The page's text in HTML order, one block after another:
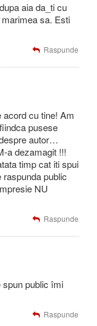
aia da_ti cu
sa. Esti
Raspunde
acord cu tine! Am
pusese
autor…
a dezamagit !!!
timp cat iti spui
public
NU
Raspunde
public îmi
Raspunde